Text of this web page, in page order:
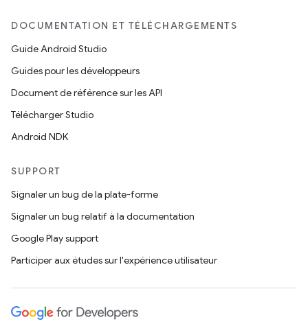
DOCUMENTATION ET TÉLÉCHARGEMENTS
Guide Android Studio
Guides pour les développeurs
Document de référence sur les API
Télécharger Studio
Android NDK
SUPPORT
Signaler un bug de la plate-forme
Signaler un bug relatif à la documentation
Google Play support
Participer aux études sur l'expérience utilisateur